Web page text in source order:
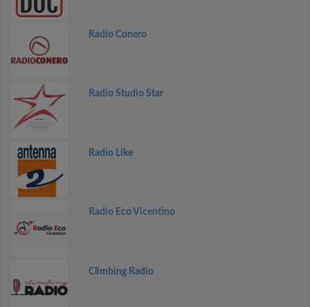
Radio Conero
Radio Studio Star
Radio Like
Radio Eco Vicentino
Climbing Radio